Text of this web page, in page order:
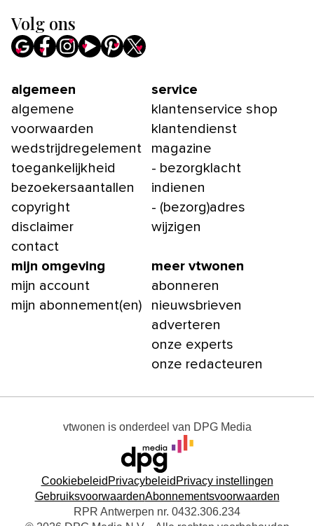
Volg ons
algemeen
algemene
voorwaarden
wedstrijdregelement
toegankelijkheid
bezoekersaantallen
copyright
disclaimer
contact
service
klantenservice shop
klantendienst
magazine
- bezorgklacht
indienen
- (bezorg)adres
wijzigen
mijn omgeving
mijn account
mijn abonnement(en)
meer vtwonen
abonneren
nieuwsbrieven
adverteren
onze experts
onze redacteuren
vtwonen is onderdeel van DPG Media
Cookiebeleid Privacybeleid Privacy instellingen
GebruiksvoorwaardenAbonnementsvoorwaarden
RPR Antwerpen nr. 0432.306.234